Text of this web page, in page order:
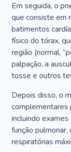
Em seguida, o
que consiste em
batimentos
físico do tórax,
região (normal,
palpação, a
tosse e outros
Depois disso, o
complementares
incluindo
função
respiratórias